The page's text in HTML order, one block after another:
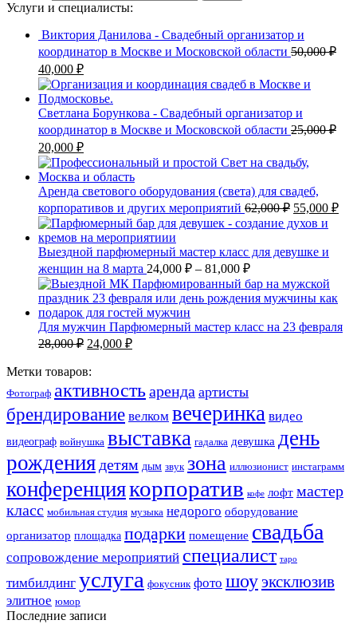
Услуги и специалисты:
Виктория Данилова - Свадебный организатор и
координатор в Москве и Московской области 50,000₽
40,000 ₽
Светлана Борункова - Свадебный организатор и
координатор в Москве и Московской области 25,000₽
20,000 ₽
Аренда светового оборудования (света) для свадеб,
корпоративов и других мероприятий 62,000₽ 55,000 ₽
Выездной парфюмерный мастер класс для девушке и
женщин на 8 марта 24,000 ₽ – 81,000 ₽
Для мужчин Парфюмерный мастер класс на 23 февраля
28,000₽ 24,000 ₽
Метки товаров:
Фотограф активностьаренда артисты
брендирование велком вечеринка видео
видеограф войнушка выставка гадалка девушка день
рождения детям дым звук зона иллюзионист инстаграмм
конференциякорпоратив кофе лофт мастер
класс мобильная студия музыка недорого оборудование
организатор площадка подарки помещение свадьба
сопровождение мероприятий специалист таро
тимбилдинг услуга фокусник фото шоу эксклюзив
элитное юмор
Последние записи